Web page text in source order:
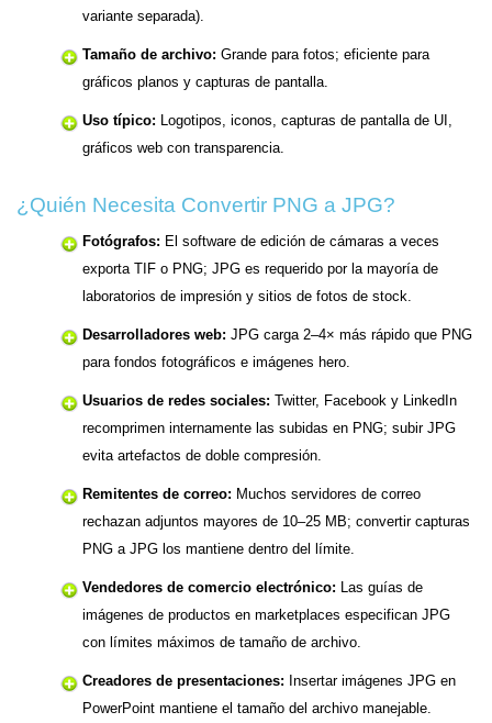
variante separada).
Tamaño de archivo: Grande para fotos; eficiente para
gráficos planos y capturas de pantalla.
Uso típico: Logotipos, iconos, capturas de pantalla de UI,
gráficos web con transparencia.
¿Quién Necesita Convertir PNG a JPG?
Fotógrafos: El software de edición de cámaras a veces
exporta TIF o PNG; JPG es requerido por la mayoría de
laboratorios de impresión y sitios de fotos de stock.
Desarrolladores web: JPG carga 2–4× más rápido que PNG
para fondos fotográficos e imágenes hero.
Usuarios de redes sociales: Twitter, Facebook y LinkedIn
recomprimen internamente las subidas en PNG; subir JPG
evita artefactos de doble compresión.
Remitentes de correo: Muchos servidores de correo
rechazan adjuntos mayores de 10–25 MB; convertir capturas
PNG a JPG los mantiene dentro del límite.
Vendedores de comercio electrónico: Las guías de
imágenes de productos en marketplaces especifican JPG
con límites máximos de tamaño de archivo.
Creadores de presentaciones: Insertar imágenes JPG en
PowerPoint mantiene el tamaño del archivo manejable.